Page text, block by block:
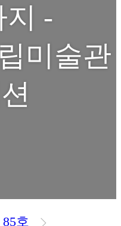
지 -
미술관
호